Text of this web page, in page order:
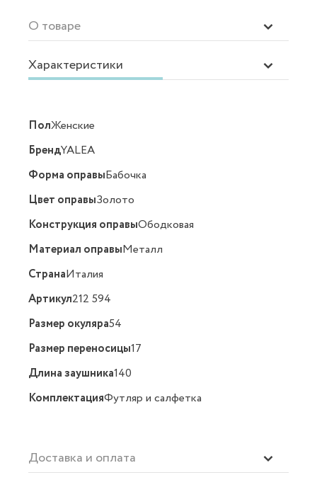
О товаре
Характеристики
ПолЖенские
БрендYALEA
Форма оправыБабочка
Цвет оправыЗолото
Конструкция оправыОбодковая
Материал оправыМеталл
СтранаИталия
Артикул212 594
Размер окуляра54
Размер переносицы17
Длина заушника140
КомплектацияФутляр и салфетка
Доставка и оплата